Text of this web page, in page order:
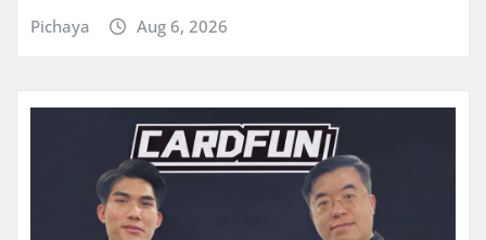
Pichaya Aug 6, 2026